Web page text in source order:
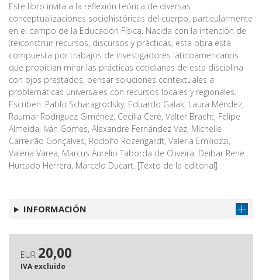
Este libro invita a la reflexión teórica de diversas
conceptualizaciones sociohistóricas del cuerpo, particularmente
en el campo de la Educación Física. Nacida con la intención de
(re)construir recursos, discursos y prácticas, esta obra está
compuesta por trabajos de investigadores latinoamericanos
que propician mirar las prácticas cotidianas de esta disciplina
con ojos prestados, pensar soluciones contextuales a
problemáticas universales con recursos locales y regionales.
Escriben: Pablo Scharagrodsky, Eduardo Galak, Laura Méndez,
Raumar Rodríguez Giménez, Cecilia Ceré, Valter Bracht, Felipe
Almeida, Iván Gomes, Alexandre Fernández Vaz, Michelle
Carreirão Gonçalves, Rodolfo Rozengardt, Valeria Emiliozzi,
Valeria Varea, Marcus Aurelio Taborda de Oliveira, Deibar Rene
Hurtado Herrera, Marcelo Ducart. [Texto de la editorial]
INFORMACIÓN
EUR 20,00
IVA excluido